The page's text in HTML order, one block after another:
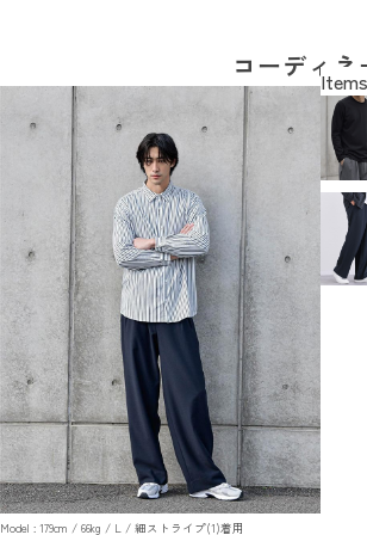
コーディネ
Model : 179cm / 66kg / L / 細ストライプ(1)着用